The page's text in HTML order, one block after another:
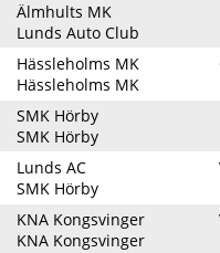
Älmhults MK
Lunds Auto Club
Hässleholms MK
Hässleholms MK
SMK Hörby
SMK Hörby
Lunds AC
SMK Hörby
KNA Kongsvinger
KNA Kongsvinger